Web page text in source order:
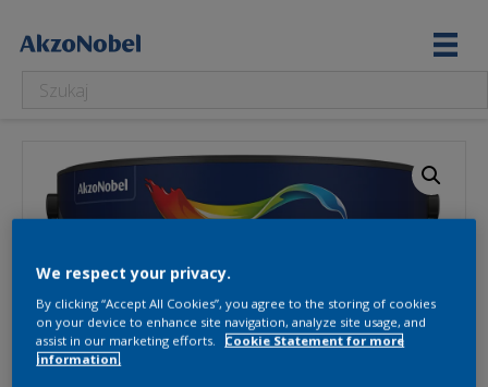
We respect your privacy.
By clicking “Accept All Cookies”, you agree to the storing of cookies
on your device to enhance site navigation, analyze site usage, and
assist in our marketing efforts.
Cookie Statement for more
information.